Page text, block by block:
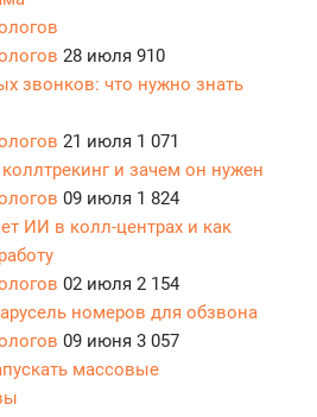
28 июля 910
звонков: что нужно знать
21 июля 1 071
и зачем он нужен
09 июля 1 824
ИИ в колл-центрах и как
02 июля 2 154
номеров для обзвона
09 июня 3 057
массовые